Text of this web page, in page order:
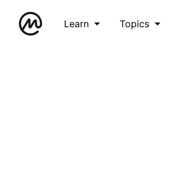
Learn Topics